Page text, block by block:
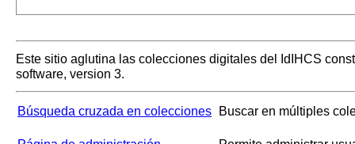
Este sitio aglutina las colecciones digitales del IdIHCS
software, version 3.
Búsqueda cruzada en colecciones Buscar en múltiples